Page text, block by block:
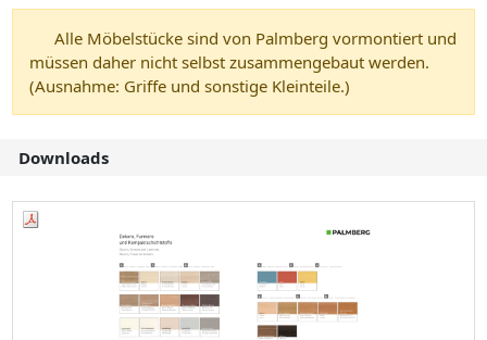
Alle Möbelstücke sind von Palmberg vormontiert und
müssen daher nicht selbst zusammengebaut werden.
(Ausnahme: Griffe und sonstige Kleinteile.)
Downloads